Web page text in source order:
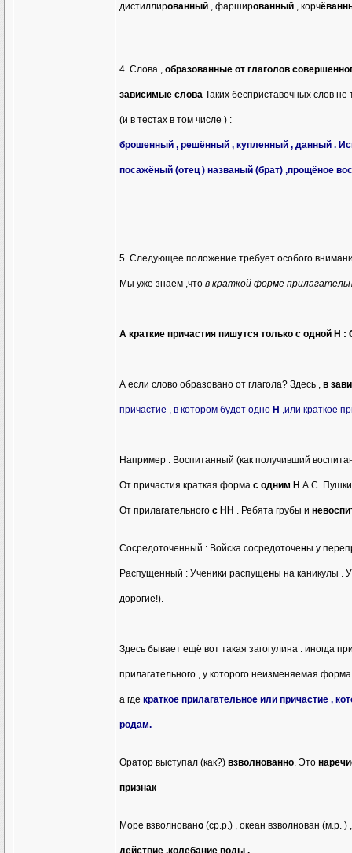
дистиллированный , фаршированный , корч
4. Слова , образованные от глаголов
зависимые слова Таких бесприставочных слов
(и в тестах в том числе ) :
брошенный , решённый , купленный , данный .
посажёный (отец ) названый (брат) ,прощёное
5. Следующее положение требует особого
Мы уже знаем ,что в краткой форме
А краткие причастия пишутся только с одной Н :
А если слово образовано от глагола? Здесь , в
причастие , в котором будет одно Н ,или краткое
Например : Воспитанный (как получивший
От причастия краткая форма с одним Н А.С.
От прилагательного с НН . Ребята грубы и
Сосредоточенный : Войска сосредоточены у
Распущенный : Ученики распущены на каникулы .
дорогие!).
Здесь бывает ещё вот такая загогулина : иногда
прилагательного , у которого неизменяемая
а где краткое прилагательное или причастие ,
родам.
Оратор выступал (как?) взволнованно. Это
признак
Море взволновано (ср.р.) , океан взволнован (м.р. )
действие ,колебание воды .